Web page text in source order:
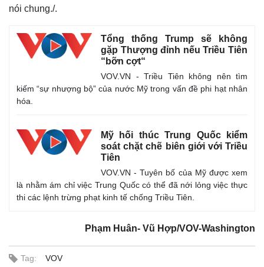
Kinh tế
Khởi nghiệp
Giá vàng
Tiêu dùng
Tỷ giá
Giá cà phê
nói chung./.
Tổng thống Trump sẽ không
gặp Thượng đỉnh nếu Triều Tiên
“bỡn cợt“
VOV.VN - Triều Tiên không nên tìm
kiếm “sự nhượng bộ” của nước Mỹ trong vấn đề phi hạt nhân
hóa.
Mỹ hối thúc Trung Quốc kiểm
soát chặt chẽ biên giới với Triều
Tiên
VOV.VN - Tuyên bố của Mỹ được xem
là nhằm ám chỉ việc Trung Quốc có thể đã nới lỏng việc thực
thi các lệnh trừng phạt kinh tế chống Triều Tiên.
Phạm Huân- Vũ Hợp/VOV-Washington
Tag: VOV